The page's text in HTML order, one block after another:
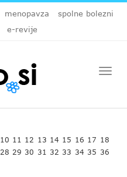
menopavza
spolne bolezni
e-revije
10 11 12 13 14 15 16 17 18
28 29 30 31 32 33 34 35 36